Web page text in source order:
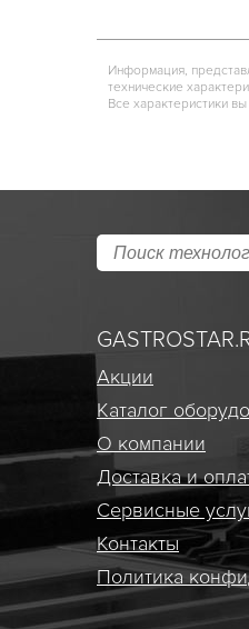
Информация,
технические
Все характеристики
Акции
Каталог
О компании
Доставка и
Сервисные
Контакты
Политика